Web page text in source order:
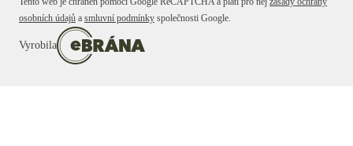
osobních údajů a smluvní podmínky společnosti Google.
Vyrobila